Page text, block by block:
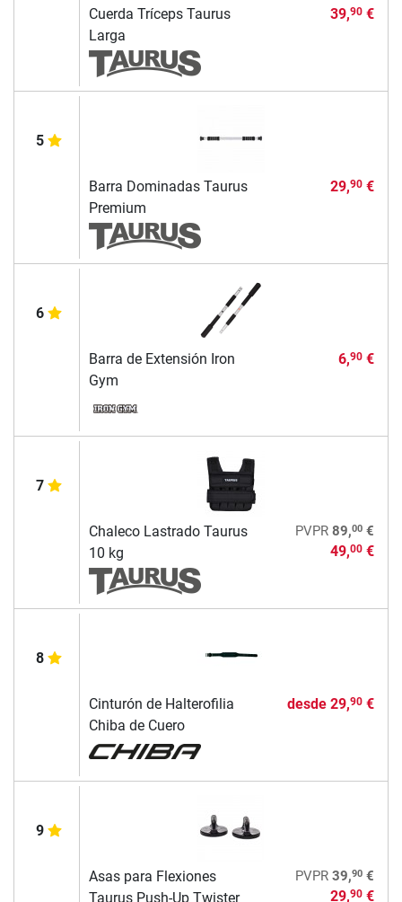
Cuerda Tríceps Taurus
Larga
39,90€
5
Barra Dominadas Taurus
Premium
29,90€
6
Barra de Extensión Iron
Gym
6,90€
7
Chaleco Lastrado Taurus
10 kg
PVPR 89,00€
49,00€
8
Cinturón de Halterofilia
Chiba de Cuero
desde 29,90€
9
Asas para Flexiones
Taurus Push-Up Twister
PVPR 39,90€
29,90€